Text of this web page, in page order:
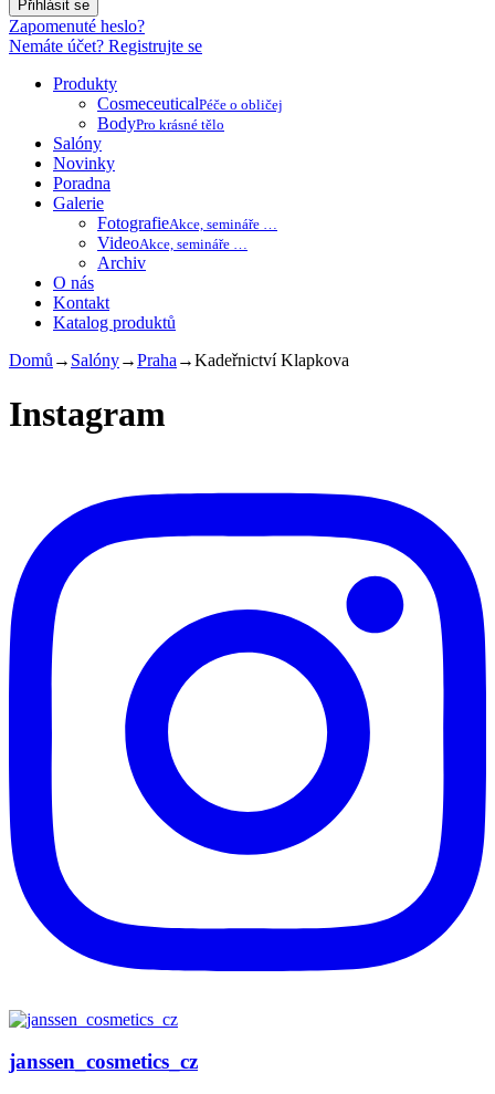
Zapomenuté heslo?
Nemáte účet? Registrujte se
Produkty
CosmeceuticalPéče o obličej
BodyPro krásné tělo
Salóny
Novinky
Poradna
Galerie
FotografieAkce, semináře …
VideoAkce, semináře …
Archiv
O nás
Kontakt
Katalog produktů
Domů → Salóny→Praha →Kadeřnictví Klapkova
Instagram
janssen_cosmetics_cz